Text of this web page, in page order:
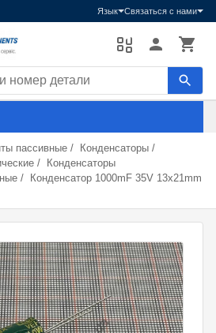
Язык Связаться с нами
пассивные / Конденсаторы /
/
Конденсаторы
/
Конденсатор 1000mF 35V 13x21mm